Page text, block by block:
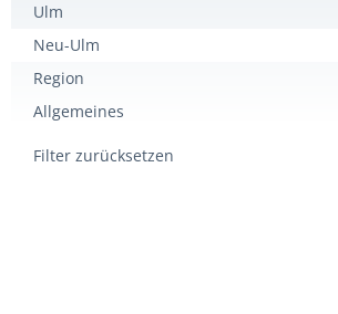
Ulm
Neu-Ulm
Region
Allgemeines
Filter zurücksetzen